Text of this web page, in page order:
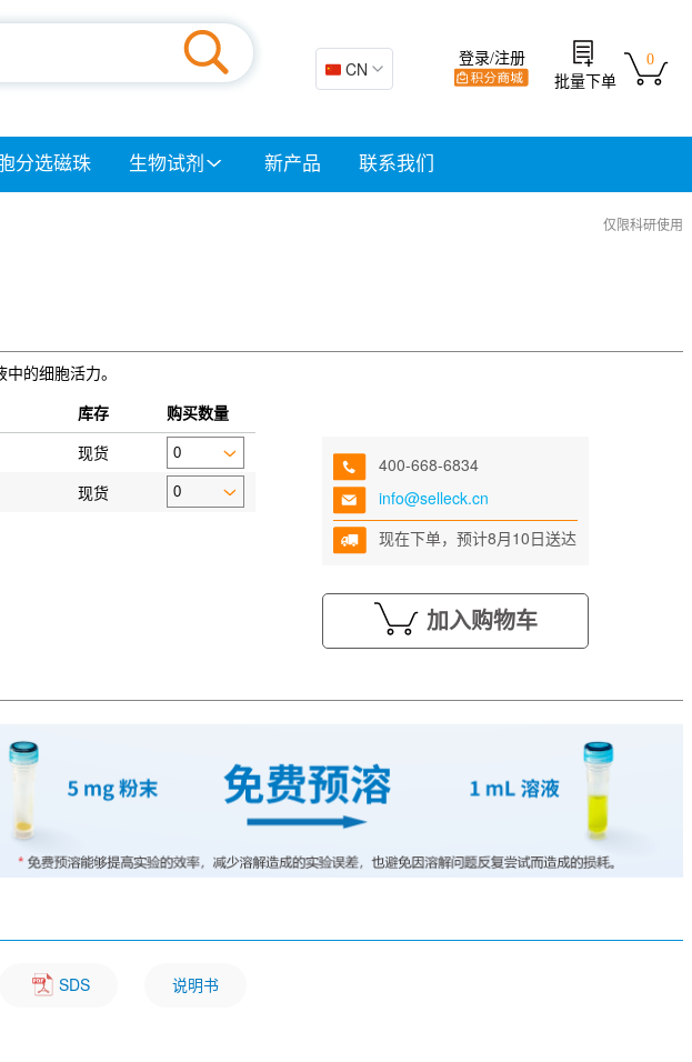
🇨🇳 CN
0
批量下单
登录/注册
分选磁珠 生物试剂 新产品 联系我们
仅限科研使用
的细胞活力。
库存
购买数量
现货
现货
400-668-6834
info@selleck.cn
现在下单，预计8月10日送达
加入购物车
SDS 说明书